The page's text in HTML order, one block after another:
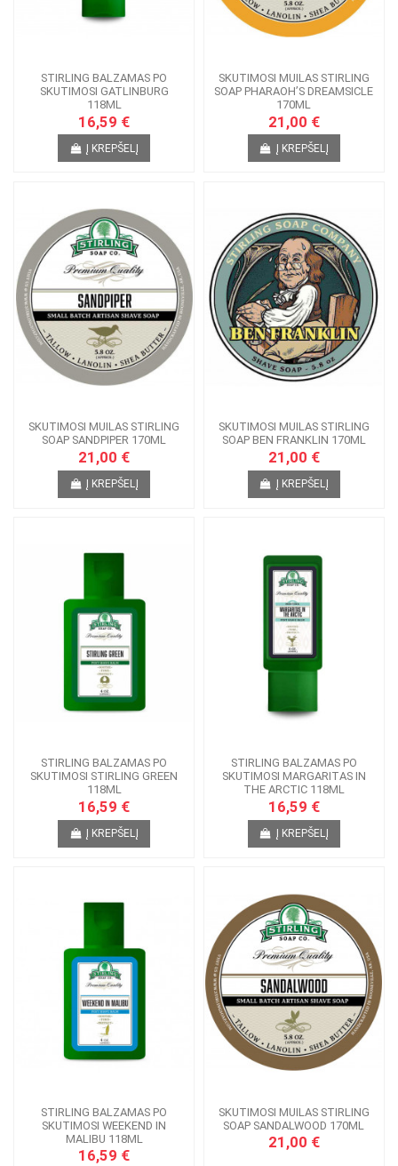
STIRLING BALZAMAS PO
SKUTIMOSI GATLINBURG
118ML
16,59 €
Į KREPŠELĮ
SKUTIMOSI MUILAS STIRLING
SOAP PHARAOH’S DREAMSICLE
170ML
21,00 €
Į KREPŠELĮ
SKUTIMOSI MUILAS STIRLING
SOAP SANDPIPER 170ML
21,00 €
Į KREPŠELĮ
SKUTIMOSI MUILAS STIRLING
SOAP BEN FRANKLIN 170ML
21,00 €
Į KREPŠELĮ
STIRLING BALZAMAS PO
SKUTIMOSI STIRLING GREEN
118ML
16,59 €
Į KREPŠELĮ
STIRLING BALZAMAS PO
SKUTIMOSI MARGARITAS IN
THE ARCTIC 118ML
16,59 €
Į KREPŠELĮ
STIRLING BALZAMAS PO
SKUTIMOSI WEEKEND IN
MALIBU 118ML
16,59 €
SKUTIMOSI MUILAS STIRLING
SOAP SANDALWOOD 170ML
21,00 €